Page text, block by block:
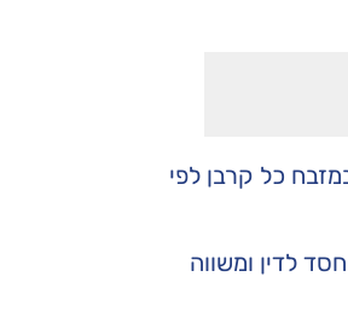
כל קרבן לפי
לדין ומשווה